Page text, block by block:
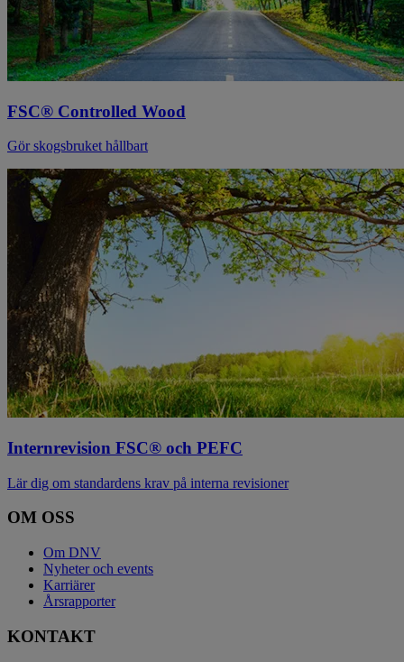
FSC® Controlled Wood
Gör skogsbruket hållbart
Internrevision FSC® och PEFC
Lär dig om standardens krav på interna revisioner
OM OSS
Om DNV
Nyheter och events
Karriärer
Årsrapporter
KONTAKT